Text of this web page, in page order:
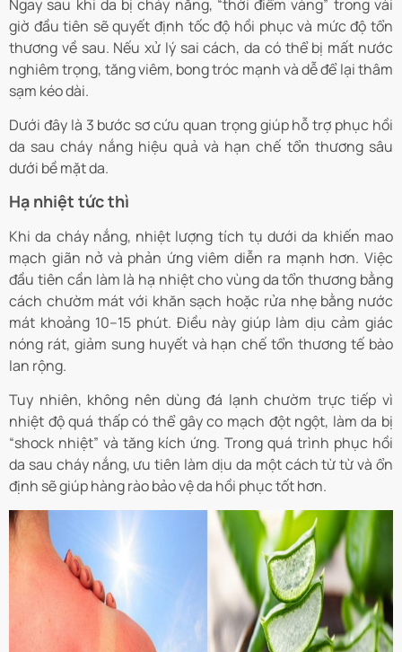
Ngay sau khi da bị cháy nắng, “thời điểm vàng” trong vài
giờ đầu tiên sẽ quyết định tốc độ hồi phục và mức độ tổn
thương về sau. Nếu xử lý sai cách, da có thể bị mất nước
nghiêm trọng, tăng viêm, bong tróc mạnh và dễ để lại thâm
sạm kéo dài.
Dưới đây là 3 bước sơ cứu quan trọng giúp hỗ trợ phục hồi
da sau cháy nắng hiệu quả và hạn chế tổn thương sâu
dưới bề mặt da.
Hạ nhiệt tức thì
Khi da cháy nắng, nhiệt lượng tích tụ dưới da khiến mao
mạch giãn nở và phản ứng viêm diễn ra mạnh hơn. Việc
đầu tiên cần làm là hạ nhiệt cho vùng da tổn thương bằng
cách chườm mát với khăn sạch hoặc rửa nhẹ bằng nước
mát khoảng 10–15 phút. Điều này giúp làm dịu cảm giác
nóng rát, giảm sung huyết và hạn chế tổn thương tế bào
lan rộng.
Tuy nhiên, không nên dùng đá lạnh chườm trực tiếp vì
nhiệt độ quá thấp có thể gây co mạch đột ngột, làm da bị
“shock nhiệt” và tăng kích ứng. Trong quá trình phục hồi
da sau cháy nắng, ưu tiên làm dịu da một cách từ từ và ổn
định sẽ giúp hàng rào bảo vệ da hồi phục tốt hơn.